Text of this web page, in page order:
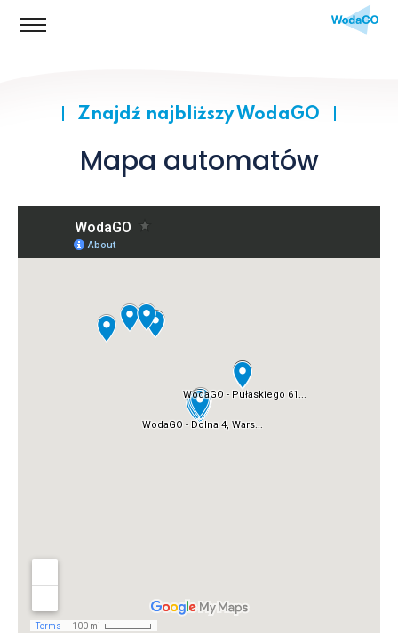
Znajdź najbliższy WodaGO
Mapa automatów